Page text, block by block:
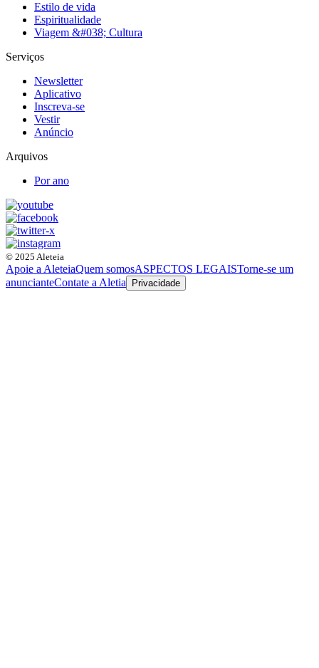
Estilo de vida
Espiritualidade
Viagem &#038; Cultura
Serviços
Newsletter
Aplicativo
Inscreva-se
Vestir
Anúncio
Arquivos
Por ano
© 2025 Aleteia
Apoie a AleteiaQuem somosASPECTOS LEGAISTorne-se um
anuncianteContate a Aletia Privacidade